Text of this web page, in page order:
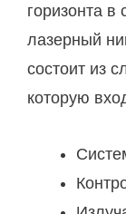
горизонта
лазерный
состоит из
которую